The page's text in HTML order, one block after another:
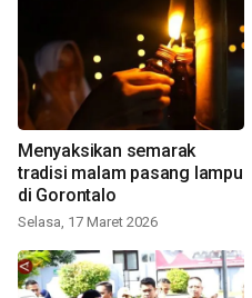
Menyaksikan semarak
tradisi malam pasang lampu
di Gorontalo
Selasa, 17 Maret 2026